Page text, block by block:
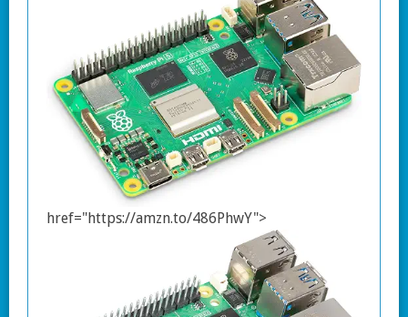
href="https://amzn.to/486PhwY">